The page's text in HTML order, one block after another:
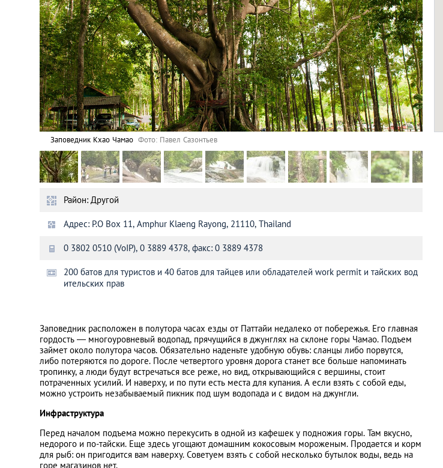
Киев
Лондон
Лос-Анджелес
Москва
Париж
Паттайя
Пхукет
Заповедник Кхао Чамао Фото: Павел Сазонтьев
Район: Другой
Адрес: P.O Box 11, Amphur Klaeng Rayong, 21110, Thailand
0 3802 0510 (VoIP), 0 3889 4378, факс: 0 3889 4378
200 батов для туристов и 40 батов для тайцев или обладателей work permit и тайских вод
ительских прав
Заповедник расположен в полутора часах езды от Паттайи недалеко от побережья. Его главная
гордость — многоуровневый водопад, прячущийся в джунглях на склоне горы Чамао. Подъем
займет около полутора часов. Обязательно наденьте удобную обувь: сланцы либо порвутся,
либо потеряются по дороге. После четвертого уровня дорога станет все больше напоминать
тропинку, а люди будут встречаться все реже, но вид, открывающийся с вершины, стоит
потраченных усилий. И наверху, и по пути есть места для купания. А если взять с собой еды,
можно устроить незабываемый пикник под шум водопада и с видом на джунгли.
Инфраструктура
Перед началом подъема можно перекусить в одной из кафешек у подножия горы. Там вкусно,
недорого и по-тайски. Еще здесь угощают домашним кокосовым мороженым. Продается и корм
для рыб: он пригодится вам наверху. Советуем взять с собой несколько бутылок воды, ведь на
горе магазинов нет.